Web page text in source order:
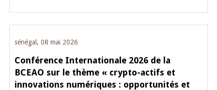
sénégal, 08 mai 2026
Conférence Internationale 2026 de la
BCEAO sur le thème « crypto-actifs et
innovations numériques : opportunités et